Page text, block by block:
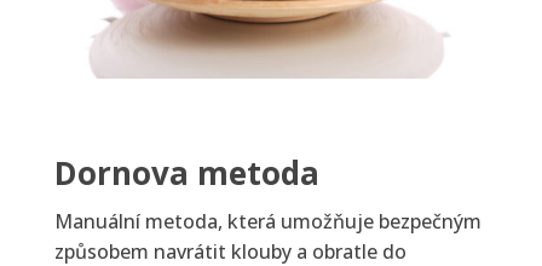
Dornova metoda
Manuální metoda, která umožňuje bezpečným
způsobem navrátit klouby a obratle do